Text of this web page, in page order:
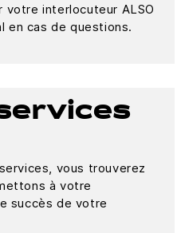
votre interlocuteur ALSO
en cas de questions.
vous trouverez
à votre
succès de votre